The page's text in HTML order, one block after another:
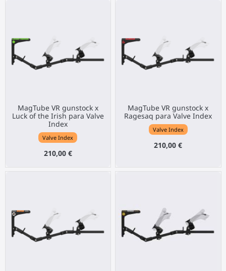
MagTube VR gunstock x
Luck of the Irish para Valve
Index
Valve Index
210,00 €
MagTube VR gunstock x
Ragesaq para Valve Index
Valve Index
210,00 €